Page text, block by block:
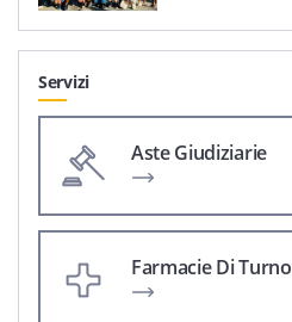
Servizi
Aste Giudiziarie
Farmacie Di Turno